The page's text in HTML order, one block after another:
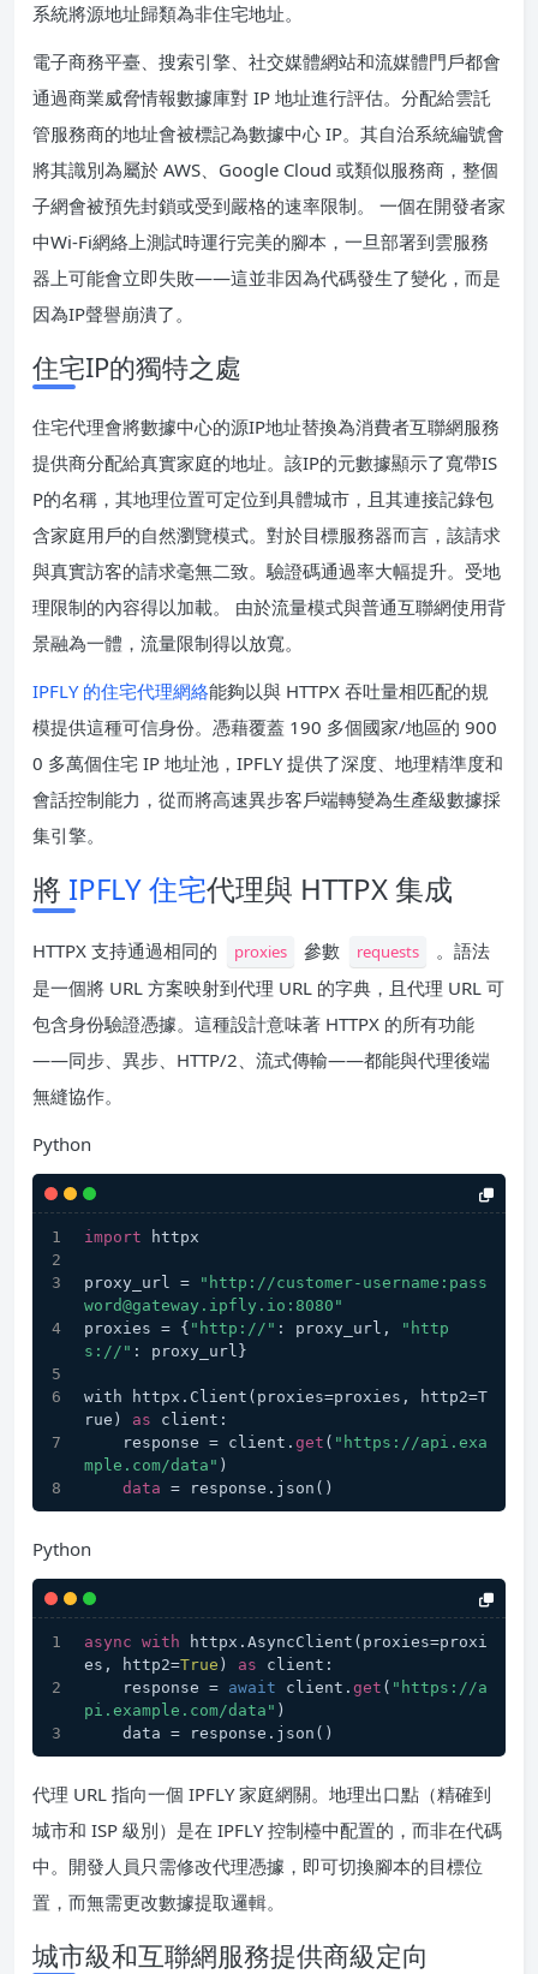
系統將源地址歸類為非住宅地址。
電子商務平臺、搜索引擎、社交媒體網站和流媒體門戶都會
通過商業威脅情報數據庫對 IP 地址進行評估。分配給雲託
管服務商的地址會被標記為數據中心 IP。其自治系統編號會
將其識別為屬於 AWS、Google Cloud 或類似服務商，整個
子網會被預先封鎖或受到嚴格的速率限制。 一個在開發者家
中Wi-Fi網絡上測試時運行完美的腳本，一旦部署到雲服務
器上可能會立即失敗——這並非因為代碼發生了變化，而是
因為IP聲譽崩潰了。
住宅IP的獨特之處
住宅代理會將數據中心的源IP地址替換為消費者互聯網服務
提供商分配給真實家庭的地址。該IP的元數據顯示了寬帶IS
P的名稱，其地理位置可定位到具體城市，且其連接記錄包
含家庭用戶的自然瀏覽模式。對於目標服務器而言，該請求
與真實訪客的請求毫無二致。驗證碼通過率大幅提升。受地
理限制的內容得以加載。 由於流量模式與普通互聯網使用背
景融為一體，流量限制得以放寬。
IPFLY 的住宅代理網絡能夠以與 HTTPX 吞吐量相匹配的規
模提供這種可信身份。憑藉覆蓋 190 多個國家/地區的 900
0 多萬個住宅 IP 地址池，IPFLY 提供了深度、地理精準度和
會話控制能力，從而將高速異步客戶端轉變為生產級數據採
集引擎。
將 IPFLY 住宅代理與 HTTPX 集成
HTTPX 支持通過相同的 proxies 參數 requests
。語法
是一個將 URL 方案映射到代理 URL 的字典，且代理 URL 可
包含身份驗證憑據。這種設計意味著 HTTPX 的所有功能
——同步、異步、HTTP/2、流式傳輸——都能與代理後端
無縫協作。
Python
import httpx
proxy_url =
"http://customer-username:pass
word@gateway.ipfly.io:8080"
proxies = { "http://" : proxy_url,
"http
s://" : proxy_url}
with httpx.Client(proxies=proxies, http2=T
rue) as client:
    response = client.
get ( "https://api.exa
mple.com/data" )
data = response.json()
Python
async with httpx.AsyncClient(proxies=proxi
es, http2=True ) as client:
    response =
await client. get ( "https://a
pi.example.com/data" )
    data = response.json()
代理 URL 指向一個 IPFLY 家庭網關。地理出口點（精確到
城市和 ISP 級別）是在 IPFLY 控制檯中配置的，而非在代碼
中。開發人員只需修改代理憑據，即可切換腳本的目標位
置，而無需更改數據提取邏輯。
城市級和互聯網服務提供商級定向